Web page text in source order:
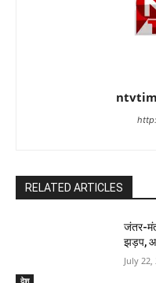
RELATED ARTICLES
देश
जंतर-
झड़प,
July 22,